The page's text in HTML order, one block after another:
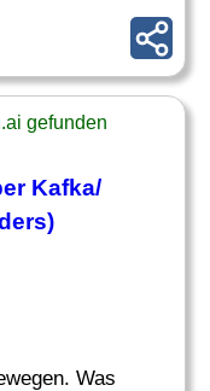
gefunden
Kafka/
Was